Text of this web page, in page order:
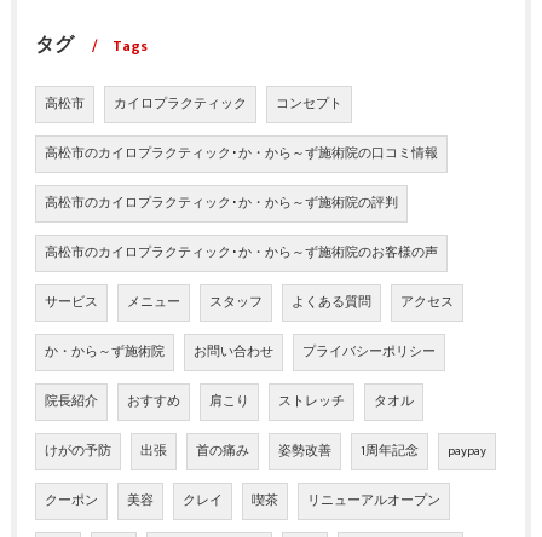
タグ Tags
高松市 カイロプラクティック コンセプト
高松市のカイロプラクティック･か・から～ず施術院の口コミ情報
高松市のカイロプラクティック･か・から～ず施術院の評判
高松市のカイロプラクティック･か・から～ず施術院のお客様の声
サービス メニュー スタッフ よくある質問 アクセス
か・から～ず施術院 お問い合わせ プライバシーポリシー
院長紹介 おすすめ 肩こり ストレッチ タオル
けがの予防 出張 首の痛み 姿勢改善 1周年記念 paypay
クーポン 美容 クレイ 喫茶 リニューアルオープン